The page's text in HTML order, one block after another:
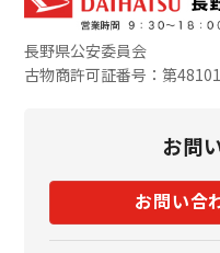
長野県公安委員会
古物商許可証番号：第
お問
お問い合